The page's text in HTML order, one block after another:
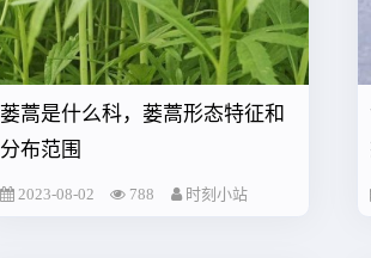
蒌蒿是什么科，蒌蒿形态特征和
分布范围
2023-08-02 788 时刻小站